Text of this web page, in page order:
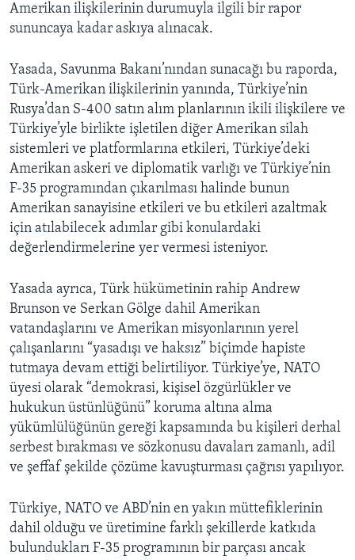
Amerikan ilişkilerinin durumuyla ilgili bir rapor
sununcaya kadar askıya alınacak.
Yasada, Savunma Bakanı’nından sunacağı bu raporda,
Türk-Amerikan ilişkilerinin yanında, Türkiye’nin
Rusya’dan S-400 satın alım planlarının ikili ilişkilere ve
Türkiye’yle birlikte işletilen diğer Amerikan silah
sistemleri ve platformlarına etkileri, Türkiye’deki
Amerikan askeri ve diplomatik varlığı ve Türkiye’nin
F-35 programından çıkarılması halinde bunun
Amerikan sanayisine etkileri ve bu etkileri azaltmak
için atılabilecek adımlar gibi konulardaki
değerlendirmelerine yer vermesi isteniyor.
Yasada ayrıca, Türk hükümetinin rahip Andrew
Brunson ve Serkan Gölge dahil Amerikan
vatandaşlarını ve Amerikan misyonlarının yerel
çalışanlarını “yasadışı ve haksız” biçimde hapiste
tutmaya devam ettiği belirtiliyor. Türkiye’ye, NATO
üyesi olarak “demokrasi, kişisel özgürlükler ve
hukukun üstünlüğünü” koruma altına alma
yükümlülüğünün gereği kapsamında bu kişileri derhal
serbest bırakması ve sözkonusu davaları zamanlı, adil
ve şeffaf şekilde çözüme kavuşturması çağrısı yapılıyor.
Türkiye, NATO ve ABD’nin en yakın müttefiklerinin
dahil olduğu ve üretimine farklı şekillerde katkıda
bulundukları F-35 programının bir parçası ancak